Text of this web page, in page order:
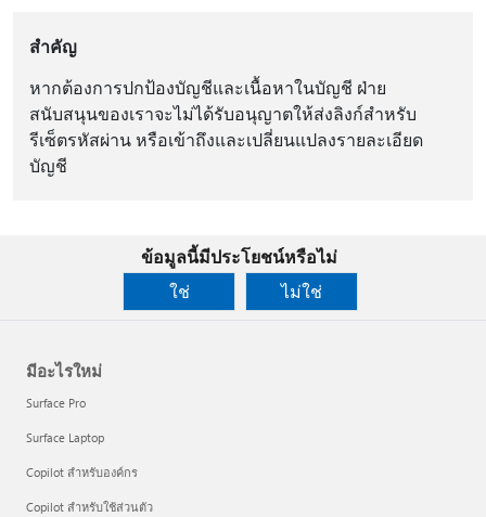
สำคัญ
หากต้องการปกป้องบัญชีและเนื้อหาในบัญชี ฝ่าย
สนับสนุนของเราจะไม่ได้รับอนุญาตให้ส่งลิงก์สำหรับ
รีเซ็ตรหัสผ่าน หรือเข้าถึงและเปลี่ยนแปลงรายละเอียด
บัญชี
ข้อมูลนี้มีประโยชน์หรือไม่
ใช่
ไม่ใช่
มีอะไรใหม่
Surface Pro
Surface Laptop
Copilot สำหรับองค์กร
Copilot สำหรับใช้ส่วนตัว